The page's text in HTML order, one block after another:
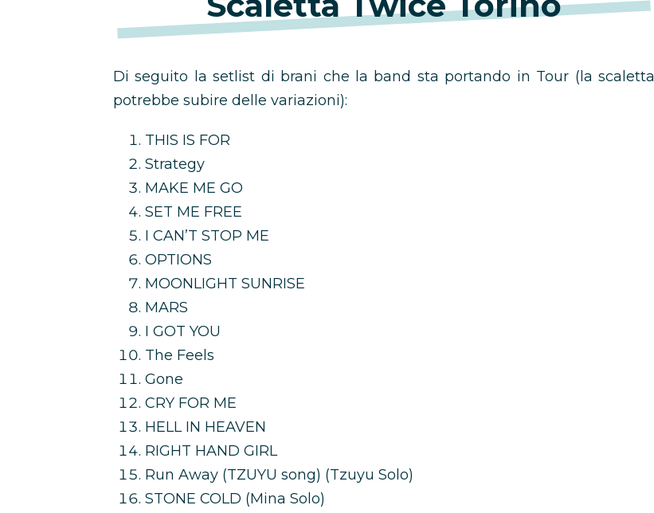
Di seguito la setlist di brani che la band sta portando in Tour (la scaletta
potrebbe subire delle variazioni):
THIS IS FOR
Strategy
MAKE ME GO
SET ME FREE
I CAN’T STOP ME
OPTIONS
MOONLIGHT SUNRISE
MARS
I GOT YOU
The Feels
Gone
CRY FOR ME
HELL IN HEAVEN
RIGHT HAND GIRL
Run Away (TZUYU song) (Tzuyu Solo)
STONE COLD (Mina Solo)